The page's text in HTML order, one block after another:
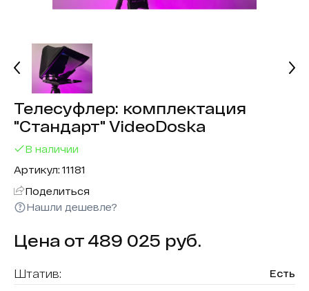
Телесуфлер: комплектация
"Стандарт" VideoDoska
В наличии
Артикул: 11181
Поделиться
Нашли дешевле?
Цена от 489 025 руб.
Штатив: Есть